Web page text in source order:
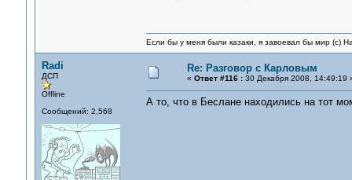
Если бы у меня были казаки, я завоевал бы мир (с)
Radi
ДСП
Offline
Сообщений: 2,568
Re: Разговор с Карловым
« Ответ #116 :30 Декабря 2008, 14:49:19
А то, что в Беслане находились на тот